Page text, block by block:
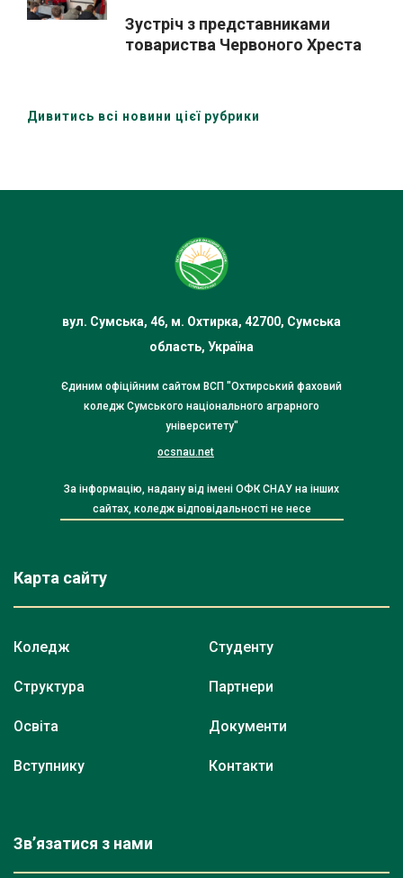
Зустріч з представниками
товариства Червоного Хреста
Дивитись всі новини цієї рубрики
вул. Сумська, 46, м. Охтирка, 42700, Сумська
область, Україна
Єдиним офіційним сайтом ВСП "Охтирський фаховий
коледж Сумського національного аграрного
університету"
ocsnau.net
За інформацію, надану від імені ОФК СНАУ на інших
сайтах, коледж відповідальності не несе
Карта сайту
Коледж
Структура
Освіта
Вступнику
Студенту
Партнери
Документи
Контакти
Зв’язатися з нами